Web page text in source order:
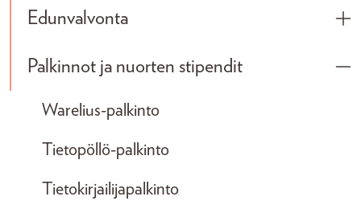
Edunvalvonta
Palkinnot ja nuorten stipendit
Warelius-palkinto
Tietopöllö-palkinto
Tietokirjailijapalkinto